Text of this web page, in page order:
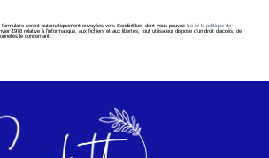
formulaire seront automatiquement envoyées vers SendinBlue, dont vous pouvez lire ici la politique de
1978 relative à l’informatique, aux fichiers et aux libertés, tout utilisateur dispose d’un droit d’accès, de
le concernant.